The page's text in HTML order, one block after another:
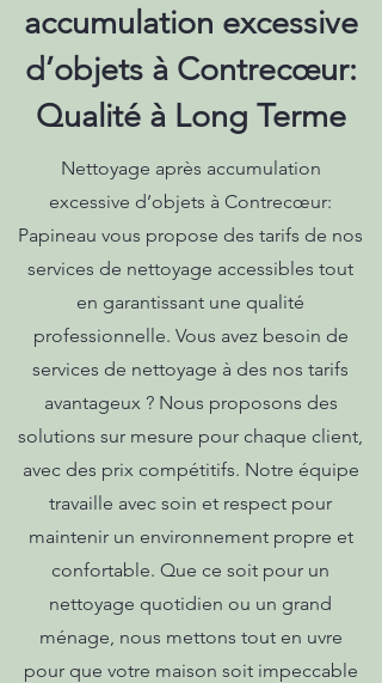
accumulation excessive
d’objets à Contrecœur:
Qualité à Long Terme
Nettoyage après accumulation
excessive d’objets à Contrecœur:
Papineau vous propose des tarifs de nos
services de nettoyage accessibles tout
en garantissant une qualité
professionnelle. Vous avez besoin de
services de nettoyage à des nos tarifs
avantageux ? Nous proposons des
solutions sur mesure pour chaque client,
avec des prix compétitifs. Notre équipe
travaille avec soin et respect pour
maintenir un environnement propre et
confortable. Que ce soit pour un
nettoyage quotidien ou un grand
ménage, nous mettons tout en uvre
pour que votre maison soit impeccable